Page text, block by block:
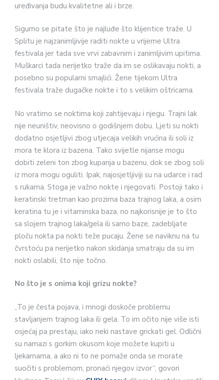
uređivanja budu kvalitetne ali i brze.
Sigurno se pitate što je najluđe što klijentice traže. U
Splitu je najzanimljivije raditi nokte u vrijeme Ultra
festivala jer tada sve vrvi zabavnim i zanimljivim upitima.
Muškarci tada nerijetko traže da im se oslikavaju nokti, a
posebno su popularni smajlići. Žene tijekom Ultra
festivala traže dugačke nokte i to s velikim oštricama.
No vratimo se noktima koji zahtijevaju i njegu. Trajni lak
nije neuništiv, neovisno o godišnjem dobu. Ljeti su nokti
dodatno osjetljivi zbog utjecaja velikih vrućina ili soli iz
mora te klora iz bazena. Tako svijetle nijanse mogu
dobiti zeleni ton zbog kupanja u bazenu, dok se zbog soli
iz mora mogu oguliti. Ipak, najosjetljiviji su na udarce i rad
s rukama. Stoga je važno nokte i njegovati. Postoji tako i
keratinski tretman kao prozirna baza trajnog laka, a osim
keratina tu je i vitaminska baza, no najkorisnije je to što
sa slojem trajnog laka/gela ili samo baze, zadebljate
ploču nokta pa nokti teže pucaju. Žene se naviknu na tu
čvrstoću pa nerijetko nakon skidanja smatraju da su im
nokti oslabili, što nije točno.
No što je s onima koji grizu nokte?
„To je česta pojava, i mnogi doskoče problemu
stavljanjem trajnog laka ili gela. To im očito nije više isti
osjećaj pa prestaju, iako neki nastave grickati gel. Odlični
su namazi s gorkim okusom koje možete kupiti u
ljekarnama, a ako ni to ne pomaže onda se morate
suočiti s problemom, pronaći njegov izvor“, govori